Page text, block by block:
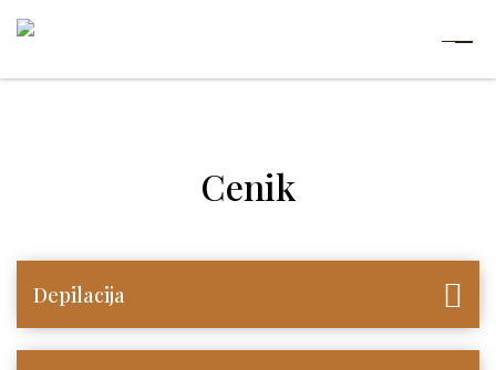
Cenik
Depilacija